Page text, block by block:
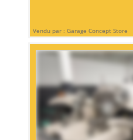
Vendu par : Garage Concept Store